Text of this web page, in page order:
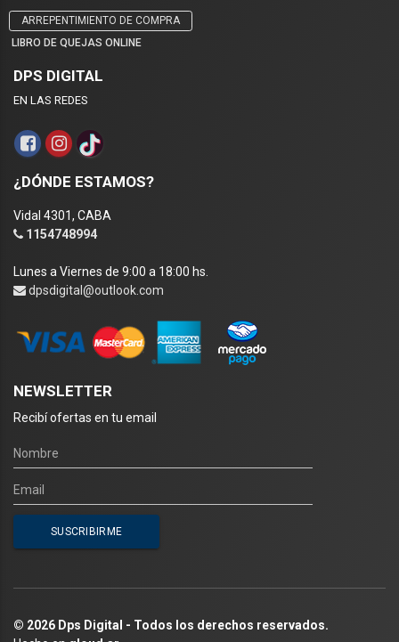
ARREPENTIMIENTO DE COMPRA
LIBRO DE QUEJAS ONLINE
DPS DIGITAL
EN LAS REDES
¿DÓNDE ESTAMOS?
Vidal 4301, CABA
1154748994
Lunes a Viernes de 9:00 a 18:00 hs.
dpsdigital@outlook.com
NEWSLETTER
Recibí ofertas en tu email
© 2026 Dps Digital - Todos los derechos reservados.